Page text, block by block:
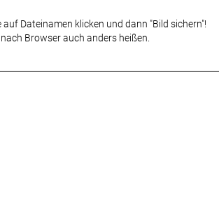
Dateinamen klicken und dann "Bild sichern"!
Browser auch anders heißen.